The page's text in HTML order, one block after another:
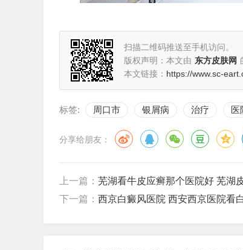
扫描二维码推送至手机访问。
版权声明：本文由 东方皮肤网
本文链接： https://www.sc-
标签: 周口市 银屑病 治疗 医
分享给朋友：
上一篇： 芜湖看牛皮应癣那个医院好 芜湖
下一篇： 西京白癜风医院 西安西京医院看